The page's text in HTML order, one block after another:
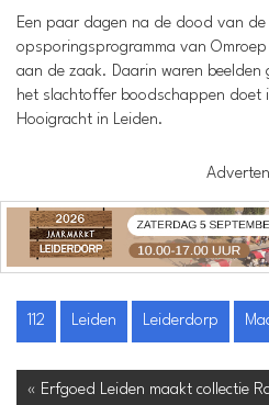
Een paar dagen na de dood van
opsporingsprogramma van
aan de zaak. Daarin waren
het slachtoffer boodschappen doet
Hooigracht in Leiden.
112 Leiden Leiderdorp
« Erfgoed Leiden maakt collectie